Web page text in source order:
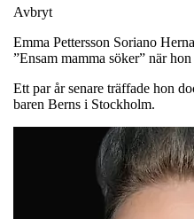
Avbryt
Emma Pettersson Soriano
”Ensam mamma söker” när
Ett par år senare träffade hon
baren Berns i Stockholm.